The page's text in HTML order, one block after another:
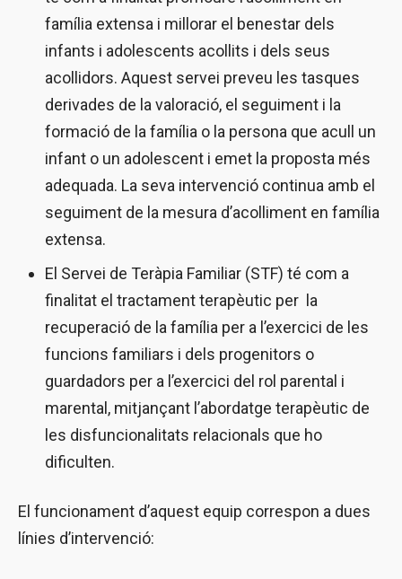
família extensa i millorar el benestar dels
infants i adolescents acollits i dels seus
acollidors. Aquest servei preveu les tasques
derivades de la valoració, el seguiment i la
formació de la família o la persona que acull un
infant o un adolescent i emet la proposta més
adequada. La seva intervenció continua amb el
seguiment de la mesura d’acolliment en família
extensa.
El Servei de Teràpia Familiar (STF) té com a
finalitat el tractament terapèutic per la
recuperació de la família per a l’exercici de les
funcions familiars i dels progenitors o
guardadors per a l’exercici del rol parental i
marental, mitjançant l’abordatge terapèutic de
les disfuncionalitats relacionals que ho
dificulten.
El funcionament d’aquest equip correspon a dues
línies d’intervenció: